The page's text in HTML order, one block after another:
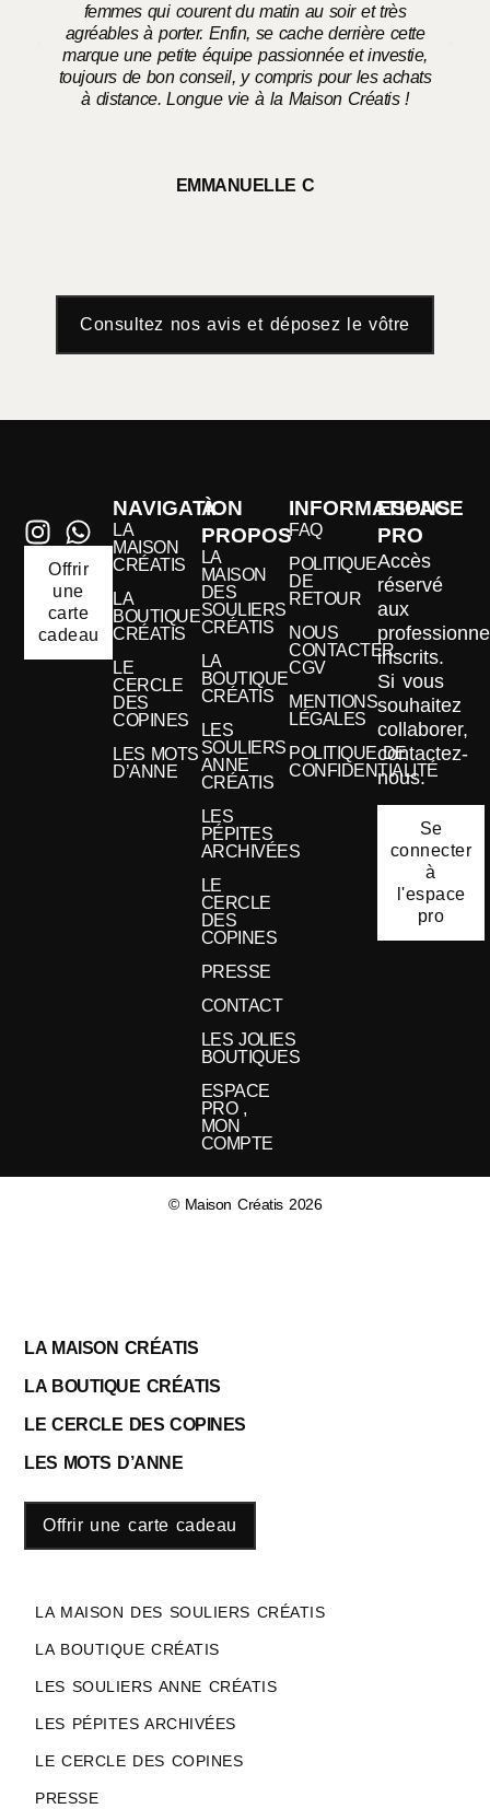
femmes qui courent du matin au soir et très
agréables à porter. Enfin, se cache derrière cette
marque une petite équipe passionnée et investie,
toujours de bon conseil, y compris pour les achats
à distance. Longue vie à la Maison Créatis !
EMMANUELLE C
Consultez nos avis et déposez le vôtre
Offrir
une
carte
cadeau
NAVIGATION
LA
MAISON
CRÉATIS
LA
BOUTIQUE
CRÉATIS
LE
CERCLE
DES
COPINES
LES MOTS
D’ANNE
À
PROPOS
LA
MAISON
DES
SOULIERS
CRÉATIS
LA
BOUTIQUE
CRÉATIS
LES
SOULIERS
ANNE
CRÉATIS
LES
PÉPITES
ARCHIVÉES
LE
CERCLE
DES
COPINES
PRESSE
CONTACT
LES JOLIES
BOUTIQUES
ESPACE
PRO ,
MON
COMPTE
INFORMATIONS
FAQ
POLITIQUE
DE
RETOUR
NOUS
CONTACTER
CGV
MENTIONS
LÉGALES
POLITIQUE DE
CONFIDENTIALITÉ
ESPACE
PRO
Accès
réservé
aux
inscrits.
Si vous
souhaitez
collaborer,
contactez-
nous.
Se
connecter
à
l'espace
pro
© Maison Créatis 2026
LA MAISON CRÉATIS
LA BOUTIQUE CRÉATIS
LE CERCLE DES COPINES
LES MOTS D’ANNE
Offrir une carte cadeau
LA MAISON DES SOULIERS CRÉATIS
LA BOUTIQUE CRÉATIS
LES SOULIERS ANNE CRÉATIS
LES PÉPITES ARCHIVÉES
LE CERCLE DES COPINES
PRESSE